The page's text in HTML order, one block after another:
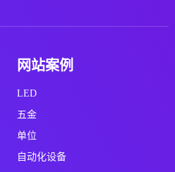
网站案例
LED
五金
单位
自动化设备